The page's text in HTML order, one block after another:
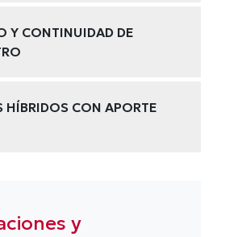
Y CONTINUIDAD DE
HÍBRIDOS CON APORTE
y